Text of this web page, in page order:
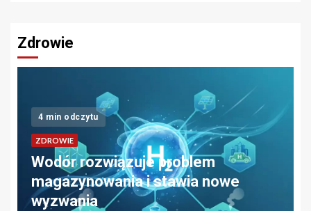
Zdrowie
4 min odczytu
ZDROWIE
Wodór rozwiązuje problem
magazynowania i stawia nowe
wyzwania